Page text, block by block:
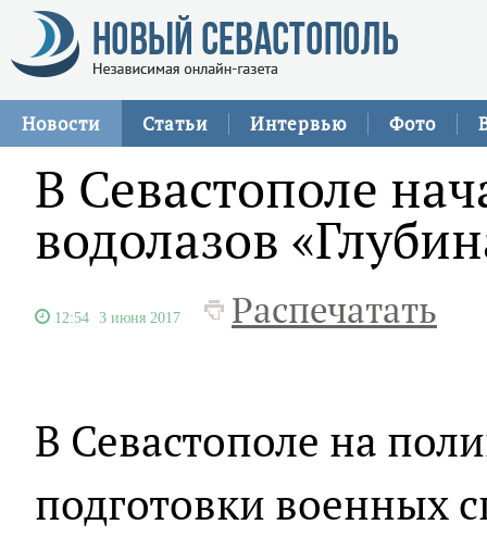
Новости Статьи Интервью Фото
В Севастополе
водолазов
12:54 3 июня 2017 Распечатать
В Севастополе на
подготовки военных